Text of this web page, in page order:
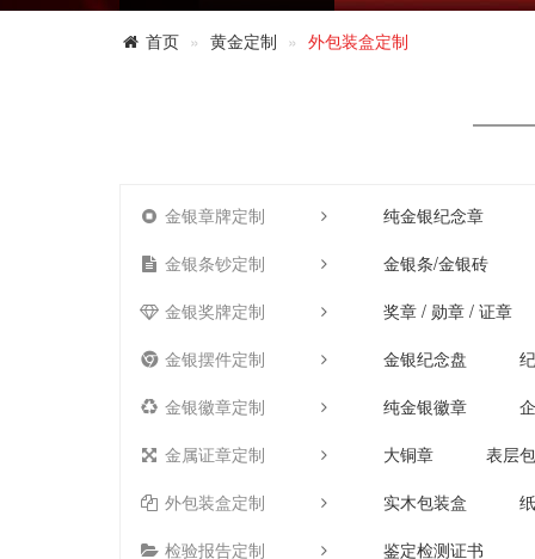
首页 黄金定制 外包装盒定制
金银章牌定制
纯金银纪念章
金银条钞定制
金银条/金银砖
金银奖牌定制
奖章 / 勋章 / 证章
金银摆件定制
金银纪念盘
金银徽章定制
纯金银徽章
金属证章定制
大铜章
表层
外包装盒定制
实木包装盒
检验报告定制
鉴定检测证书